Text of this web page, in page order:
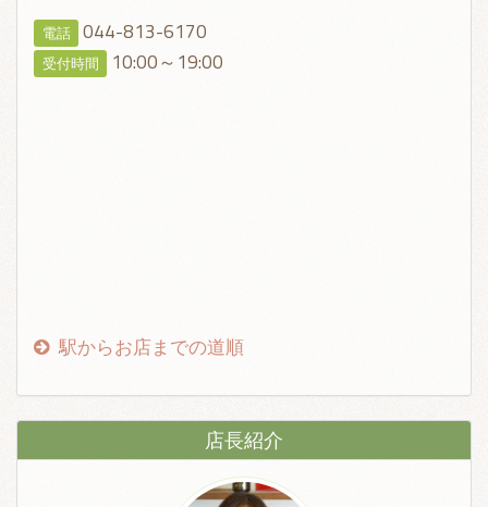
電話 044-813-6170
受付時間 10:00～19:00
駅からお店までの道順
店長紹介